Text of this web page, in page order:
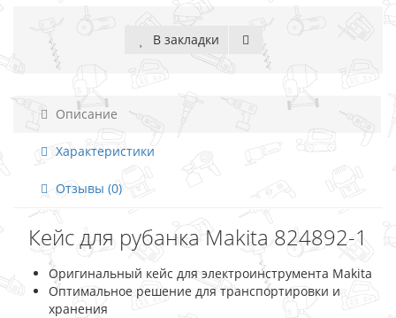
В закладки
Описание
Характеристики
Отзывы (0)
Кейс для рубанка Makita 824892-1
Оригинальный кейс для электроинструмента Makita
Оптимальное решение для транспортировки и
хранения